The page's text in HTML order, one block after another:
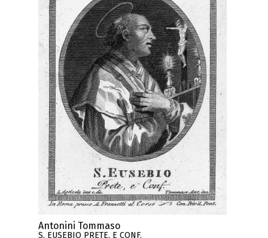
Antonini Tommaso
S. EUSEBIO PRETE, E CONF.